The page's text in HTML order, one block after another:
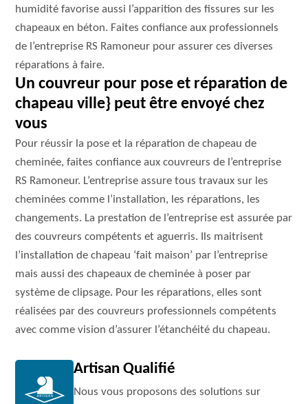
humidité favorise aussi l’apparition des fissures sur les
chapeaux en béton. Faites confiance aux professionnels
de l’entreprise RS Ramoneur pour assurer ces diverses
réparations à faire.
Un couvreur pour pose et réparation de
chapeau ville} peut être envoyé chez
vous
Pour réussir la pose et la réparation de chapeau de
cheminée, faites confiance aux couvreurs de l’entreprise
RS Ramoneur. L’entreprise assure tous travaux sur les
cheminées comme l’installation, les réparations, les
changements. La prestation de l’entreprise est assurée par
des couvreurs compétents et aguerris. Ils maitrisent
l’installation de chapeau ‘fait maison’ par l’entreprise
mais aussi des chapeaux de cheminée à poser par
système de clipsage. Pour les réparations, elles sont
réalisées par des couvreurs professionnels compétents
avec comme vision d’assurer l’étanchéité du chapeau.
Artisan Qualifié
Nous vous proposons des solutions sur